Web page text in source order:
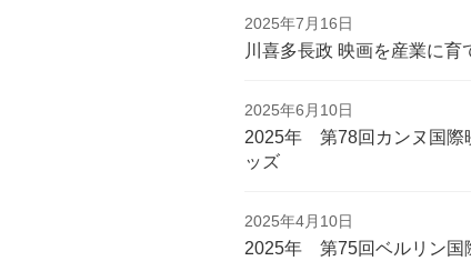
2025年7月16日
川喜多長政 映画を産業に育
2025年6月10日
2025年 第78回カンヌ国
ッズ
2025年4月10日
2025年 第75回ベルリン